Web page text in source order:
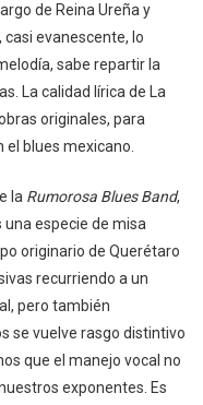
de Reina Ureña y
evanescente, lo
sabe repartir la
La calidad lírica de La
originales, para
blues mexicano.
la Rumorosa Blues Band,
especie de misa
originario de Querétaro
recurriendo a un
pero también
se vuelve rasgo distintivo
que el manejo vocal no
exponentes. Es